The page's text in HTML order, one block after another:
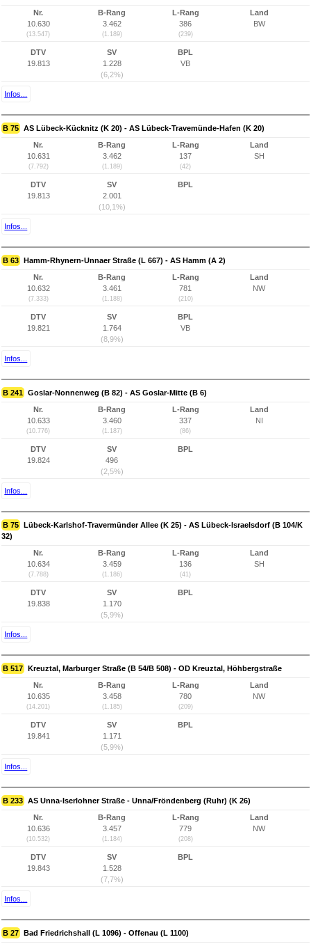
Nr.
10.630
(13.547)
B-Rang
3.462
(1.189)
L-Rang
386
(239)
Land
BW
DTV
19.813
SV
1.228
(6,2%)
BPL
VB
Infos...
B 75 AS Lübeck-Kücknitz (K 20) - AS Lübeck-Travemünde-Hafen (K 20)
Nr.
10.631
(7.792)
B-Rang
3.462
(1.189)
L-Rang
137
(42)
Land
SH
DTV
19.813
SV
2.001
(10,1%)
BPL
Infos...
B 63 Hamm-Rhynern-Unnaer Straße (L 667) - AS Hamm (A 2)
Nr.
10.632
(7.333)
B-Rang
3.461
(1.188)
L-Rang
781
(210)
Land
NW
DTV
19.821
SV
1.764
(8,9%)
BPL
VB
Infos...
B 241 Goslar-Nonnenweg (B 82) - AS Goslar-Mitte (B 6)
Nr.
10.633
(10.776)
B-Rang
3.460
(1.187)
L-Rang
337
(86)
Land
NI
DTV
19.824
SV
496
(2,5%)
BPL
Infos...
B 75 Lübeck-Karlshof-Travermünder Allee (K 25) - AS Lübeck-Israelsdorf (B 104/K
32)
Nr.
10.634
(7.788)
B-Rang
3.459
(1.186)
L-Rang
136
(41)
Land
SH
DTV
19.838
SV
1.170
(5,9%)
BPL
Infos...
B 517 Kreuztal, Marburger Straße (B 54/B 508) - OD Kreuztal, Höhbergstraße
Nr.
10.635
(14.201)
B-Rang
3.458
(1.185)
L-Rang
780
(209)
Land
NW
DTV
19.841
SV
1.171
(5,9%)
BPL
Infos...
B 233 AS Unna-Iserlohner Straße - Unna/Fröndenberg (Ruhr) (K 26)
Nr.
10.636
(10.532)
B-Rang
3.457
(1.184)
L-Rang
779
(208)
Land
NW
DTV
19.843
SV
1.528
(7,7%)
BPL
Infos...
B 27 Bad Friedrichshall (L 1096) - Offenau (L 1100)